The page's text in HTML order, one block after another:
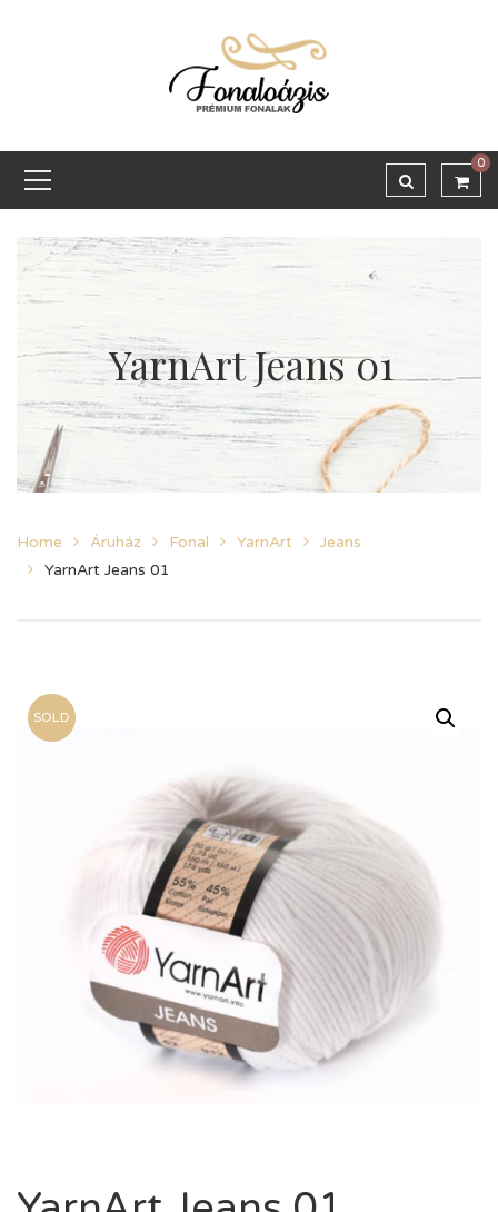
0
YarnArt Jeans 01
Home Áruház Fonal YarnArt
Jeans
YarnArt Jeans 01
SOLD